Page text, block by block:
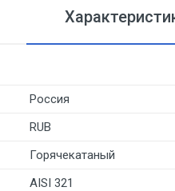
Россия
RUB
Горячекатаный
AISI 321